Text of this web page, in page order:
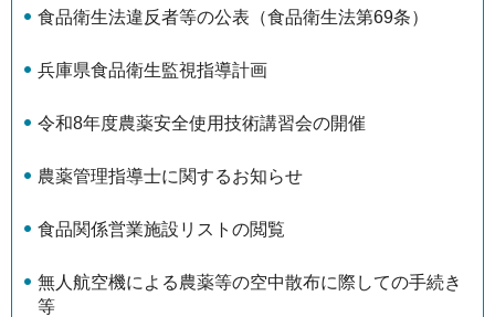
食品衛生法違反者等の公表（食品衛生法第69条）
兵庫県食品衛生監視指導計画
令和8年度農薬安全使用技術講習会の開催
農薬管理指導士に関するお知らせ
食品関係営業施設リストの閲覧
無人航空機による農薬等の空中散布に際しての手続き
等